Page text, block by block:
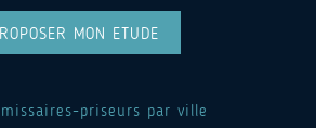
MON ETUDE
priseurs par ville